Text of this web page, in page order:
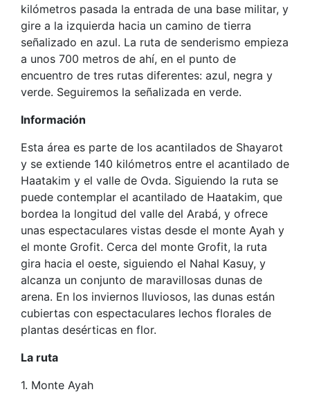
kilómetros pasada la entrada de una base militar, y
gire a la izquierda hacia un camino de tierra
señalizado en azul. La ruta de senderismo empieza
a unos 700 metros de ahí, en el punto de
encuentro de tres rutas diferentes: azul, negra y
verde. Seguiremos la señalizada en verde.
Información
Esta área es parte de los acantilados de Shayarot
y se extiende 140 kilómetros entre el acantilado de
Haatakim y el valle de Ovda. Siguiendo la ruta se
puede contemplar el acantilado de Haatakim, que
bordea la longitud del valle del Arabá, y ofrece
unas espectaculares vistas desde el monte Ayah y
el monte Grofit. Cerca del monte Grofit, la ruta
gira hacia el oeste, siguiendo el Nahal Kasuy, y
alcanza un conjunto de maravillosas dunas de
arena. En los inviernos lluviosos, las dunas están
cubiertas con espectaculares lechos florales de
plantas desérticas en flor.
La ruta
1. Monte Ayah